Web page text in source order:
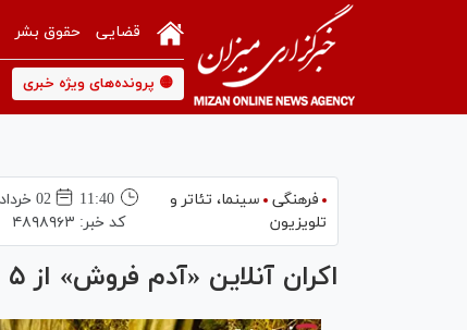
قضایی حقوق بشر
🟡 پرونده‌های ویژه خبری
فرهنگی
سینما،‌ تئاتر و
تلویزیون
11:40
02 خرداد 1405
کد خبر: ۴۸۹۸۹۶۳
اکران آنلاین «آدم فروش» از ۵ خردادماه